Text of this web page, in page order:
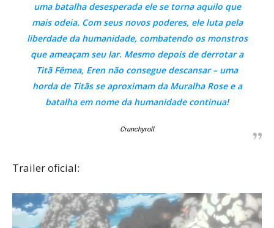
uma batalha desesperada ele se torna aquilo que
mais odeia. Com seus novos poderes, ele luta pela
liberdade da humanidade, combatendo os monstros
que ameaçam seu lar. Mesmo depois de derrotar a
Titã Fêmea, Eren não consegue descansar – uma
horda de Titãs se aproximam da Muralha Rose e a
batalha em nome da humanidade continua!
Crunchyroll
Trailer oficial: